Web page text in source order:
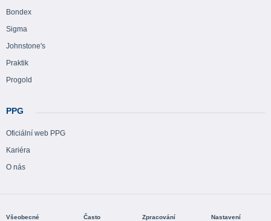
Bondex
Sigma
Johnstone's
Praktik
Progold
PPG
Oficiální web PPG
Kariéra
O nás
Všeobecné Často Zpracování Nastavení